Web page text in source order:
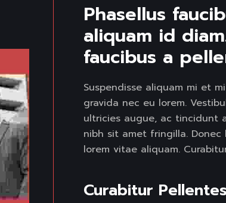
Phasellus
aliquam id
faucibus a
Suspendisse aliquam mi et
gravida nec eu lorem.
ultricies augue, ac tincidunt
nibh sit amet fringilla.
lorem vitae aliquam.
Curabitur